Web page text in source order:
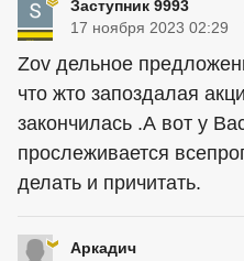
Заступник 9993
17 ноября 2023 02:29
Zov дельное
что жто запоздалая
закончилась .А вот у
прослеживается
делать и причитать.
Аркадич